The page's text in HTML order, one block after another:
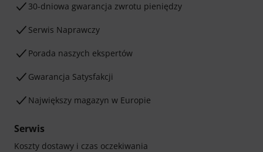
30-dniowa gwarancja zwrotu pieniędzy
Serwis Naprawczy
Porada naszych ekspertów
Gwarancja Satysfakcji
Największy magazyn w Europie
Serwis
Koszty dostawy i czas oczekiwania